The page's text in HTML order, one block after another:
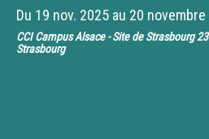
Du 19 nov. 2025 au 20
CCI Campus Alsace - Site de Strasbourg
Strasbourg